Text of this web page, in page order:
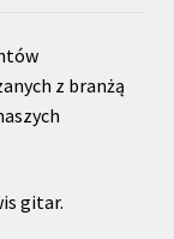
z branżą
gitar.